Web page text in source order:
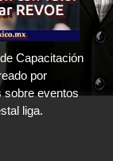
Capacitación
por
sobre eventos
liga.